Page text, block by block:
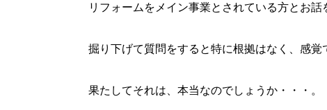
リフォームをメイン事業とされている方とお
掘り下げて質問をすると特に根拠はなく、感覚
果たしてそれは、本当なのでしょうか・・・。